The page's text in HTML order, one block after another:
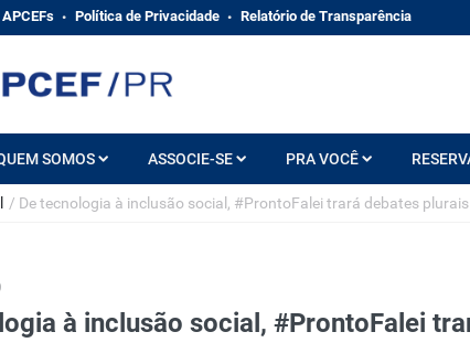
Política de Privacidade Relatório de Transparência
SOMOS ASSOCIE-SE PRA VOCÊ
/ De tecnologia à inclusão social, #ProntoFalei trará debates
à inclusão social, #ProntoFalei